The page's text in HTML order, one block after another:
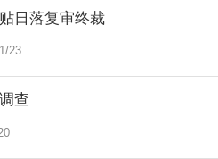
日落复审终裁
23
查